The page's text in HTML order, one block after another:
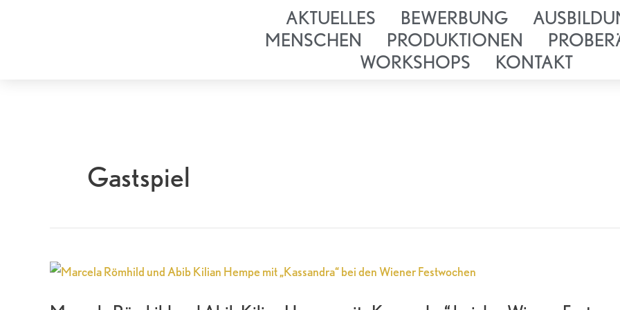
AKTUELLES BEWERBUNG
MENSCHEN
PRODUKTIONEN
WORKSHOPS
KONTAKT
Gastspiel
Marcela